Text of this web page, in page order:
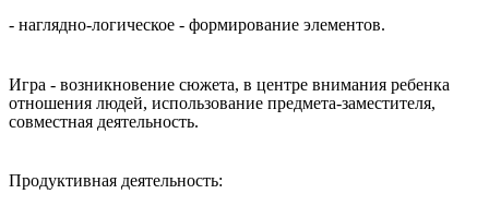
- наглядно-логическое - формирование элементов.
Игра - возникновение сюжета, в центре внимания ребенка
отношения людей, использование предмета-заместителя,
совместная деятельность.
Продуктивная деятельность: